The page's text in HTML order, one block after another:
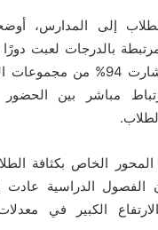
إلى المدارس،
بالدرجات لعبت
الانتظام والحضور، إذ أشارت
مباشر بين الحضور
الخاص بكثافة
الدراسية عادت
الارتفاع الكبير في